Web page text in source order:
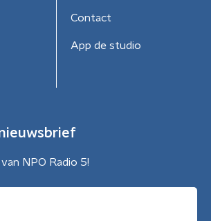
Contact
App de studio
nieuwsbrief
NPO Radio 5!